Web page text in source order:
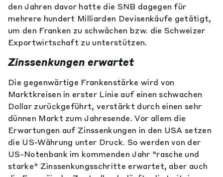
den Jahren davor hatte die SNB dagegen für
mehrere hundert Milliarden Devisenkäufe getätigt,
um den Franken zu schwächen bzw. die Schweizer
Exportwirtschaft zu unterstützen.
Zinssenkungen erwartet
Die gegenwärtige Frankenstärke wird von
Marktkreisen in erster Linie auf einen schwachen
Dollar zurückgeführt, verstärkt durch einen sehr
dünnen Markt zum Jahresende. Vor allem die
Erwartungen auf Zinssenkungen in den USA setzen
die US-Währung unter Druck. So werden von der
US-Notenbank im kommenden Jahr "rasche und
starke" Zinssenkungsschritte erwartet, aber auch